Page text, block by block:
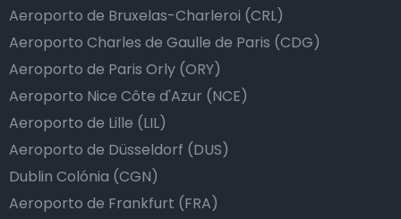
Aeroporto de Bruxelas-Charleroi (CRL)
Aeroporto Charles de Gaulle de Paris (CDG)
Aeroporto de Paris Orly (ORY)
Aeroporto Nice Côte d'Azur (NCE)
Aeroporto de Lille (LIL)
Aeroporto de Düsseldorf (DUS)
Dublin Colónia (CGN)
Aeroporto de Frankfurt (FRA)